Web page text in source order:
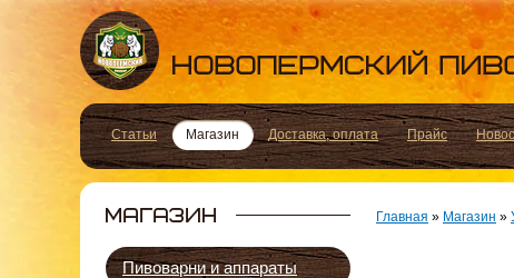
Статьи Магазин Доставка, оплата Прайс
Пивоварни и аппараты
Главная » Магазин »